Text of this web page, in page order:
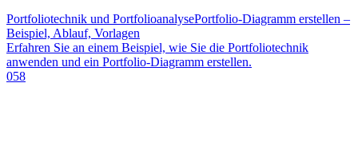
Portfoliotechnik und PortfolioanalysePortfolio-Diagramm erstellen –
Beispiel, Ablauf, Vorlagen
Erfahren Sie an einem Beispiel, wie Sie die Portfoliotechnik
anwenden und ein Portfolio-Diagramm erstellen.
058